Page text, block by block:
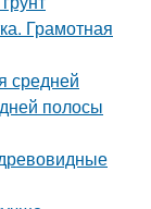
Грамотная
средней
полосы